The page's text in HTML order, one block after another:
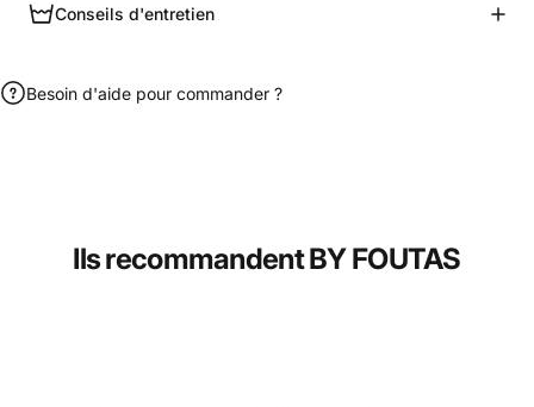
Conseils d'entretien
Besoin d'aide pour commander ?
Ils recommandent BY FOUTAS